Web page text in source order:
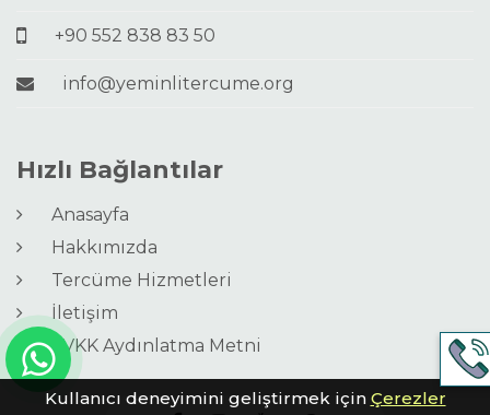
+90 552 838 83 50
info@yeminlitercume.org
Hızlı Bağlantılar
Anasayfa
Hakkımızda
Tercüme Hizmetleri
İletişim
KVKK Aydınlatma Metni
Kullanıcı deneyimini geliştirmek için Çerezler